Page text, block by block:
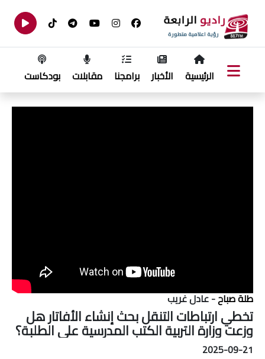
الرئيسية الأخبار برامجنا مقابلات بودكاست
طلة صباح- عادل غريب
تخطي ارتباطات التنقل بحث إنشاء الأفاتار هل
وزعت وزارة التربية الكتب المدرسية على الطلبة؟
2025-09-21